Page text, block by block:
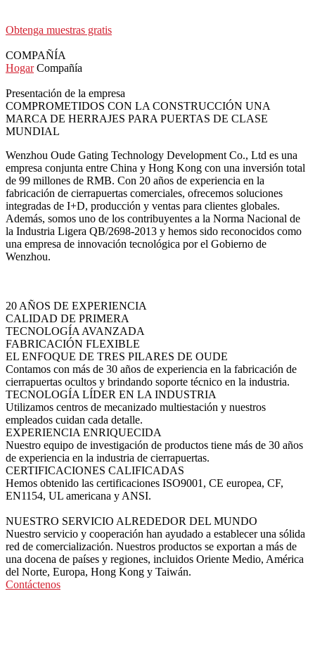
Obtenga muestras gratis
COMPAÑÍA
Hogar Compañía
Presentación de la empresa
COMPROMETIDOS CON LA CONSTRUCCIÓN UNA
MARCA DE HERRAJES PARA PUERTAS DE CLASE
MUNDIAL
Wenzhou Oude Gating Technology Development Co., Ltd es una
empresa conjunta entre China y Hong Kong con una inversión total
de 99 millones de RMB. Con 20 años de experiencia en la
fabricación de cierrapuertas comerciales, ofrecemos soluciones
integradas de I+D, producción y ventas para clientes globales.
Además, somos uno de los contribuyentes a la Norma Nacional de
la Industria Ligera QB/2698-2013 y hemos sido reconocidos como
una empresa de innovación tecnológica por el Gobierno de
Wenzhou.
20 AÑOS DE EXPERIENCIA
CALIDAD DE PRIMERA
TECNOLOGÍA AVANZADA
FABRICACIÓN FLEXIBLE
EL ENFOQUE DE TRES PILARES DE OUDE
Contamos con más de 30 años de experiencia en la fabricación de
cierrapuertas ocultos y brindando soporte técnico en la industria.
TECNOLOGÍA LÍDER EN LA INDUSTRIA
Utilizamos centros de mecanizado multiestación y nuestros
empleados cuidan cada detalle.
EXPERIENCIA ENRIQUECIDA
Nuestro equipo de investigación de productos tiene más de 30 años
de experiencia en la industria de cierrapuertas.
CERTIFICACIONES CALIFICADAS
Hemos obtenido las certificaciones ISO9001, CE europea, CF,
EN1154, UL americana y ANSI.
NUESTRO SERVICIO ALREDEDOR DEL MUNDO
Nuestro servicio y cooperación han ayudado a establecer una sólida
red de comercialización. Nuestros productos se exportan a más de
una docena de países y regiones, incluidos Oriente Medio, América
del Norte, Europa, Hong Kong y Taiwán.
Contáctenos